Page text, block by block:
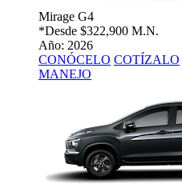
Mirage G4
*Desde $322,900 M.N.
Año: 2026
CONÓCELO COTÍZALO
MANEJO